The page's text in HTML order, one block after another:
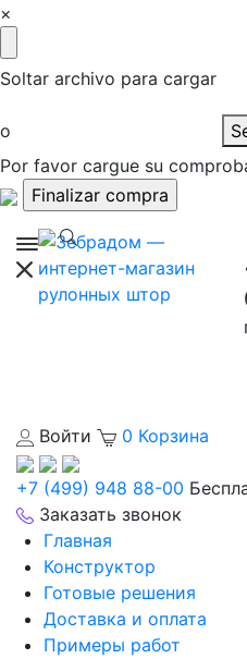
×
Soltar archivo para cargar
o
Por favor cargue su
Войти
0 Корзина
+7 (499) 948 88-00
Заказать звонок
Главная
Конструктор
Готовые решения
Доставка и оплата
Примеры работ